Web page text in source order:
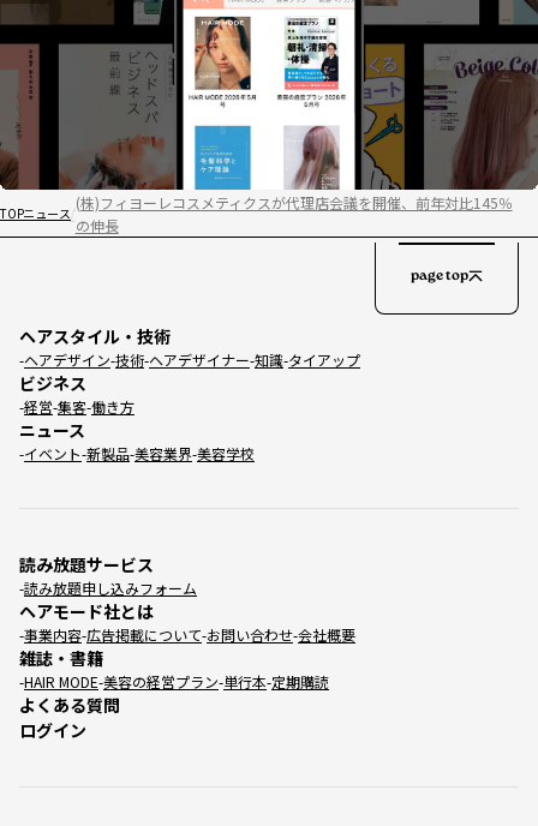
TOPニュース
(株)フィヨーレコスメティクスが代理店会議を開催、前年対比145％
の伸長
ヘアスタイル・技術
ヘアデザイン 技術 ヘアデザイナー 知識 タイアップ
ビジネス
経営 集客 働き方
ニュース
イベント 新製品 美容業界 美容学校
読み放題サービス
読み放題申し込みフォーム
ヘアモード社とは
事業内容 広告掲載について お問い合わせ 会社概要
雑誌・書籍
HAIR MODE 美容の経営プラン 単行本 定期購読
よくある質問
ログイン
page top